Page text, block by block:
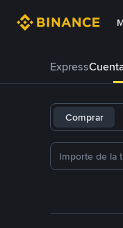
Express
Comprar